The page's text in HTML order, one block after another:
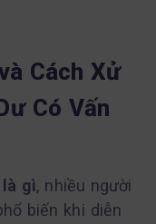
Cách Xử
Có Vấn
gì, nhiều người
biến khi diễn